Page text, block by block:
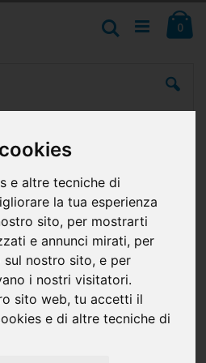
e altre tecniche di
la tua esperienza
sito, per mostrarti
e annunci mirati, per
nostro sito, e per
i nostri visitatori.
sito web, tu accetti il
e di altre tecniche di
0
Cerca